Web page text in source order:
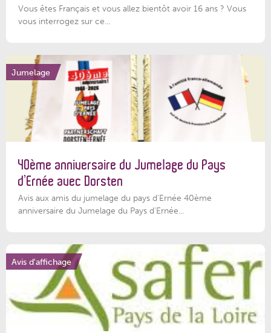
Vous êtes Français et vous allez bientôt avoir 16 ans ? Vous
vous interrogez sur ce...
Jumelage
40ème anniversaire du Jumelage du Pays
d’Ernée avec Dorsten
Avis aux amis du jumelage du pays d'Ernée 40ème
anniversaire du Jumelage du Pays d'Ernée...
Avis d'affichage